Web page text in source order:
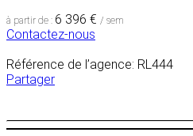
à partir de : 6 396 € / sem
Contactez-nous
Référence de l’agence: RL444
Partager